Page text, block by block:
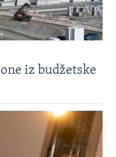
iz budžetske